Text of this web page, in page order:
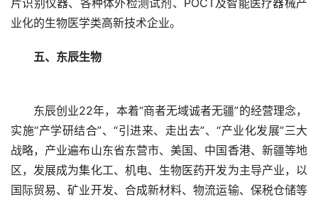
片识别仪器、各种体外检测试剂、POCT及智能医疗器械产
业化的生物医学类高新技术企业。
五、东辰生物
东辰创业22年，本着“商者无域诚者无疆”的经营理念，
实施“产学研结合”、“引进来、走出去”、“产业化发展”三大
战略，产业遍布山东省东营市、美国、中国香港、新疆等地
区，发展成为集化工、机电、生物医药开发为主导产业，以
国际贸易、矿业开发、合成新材料、物流运输、保税仓储等